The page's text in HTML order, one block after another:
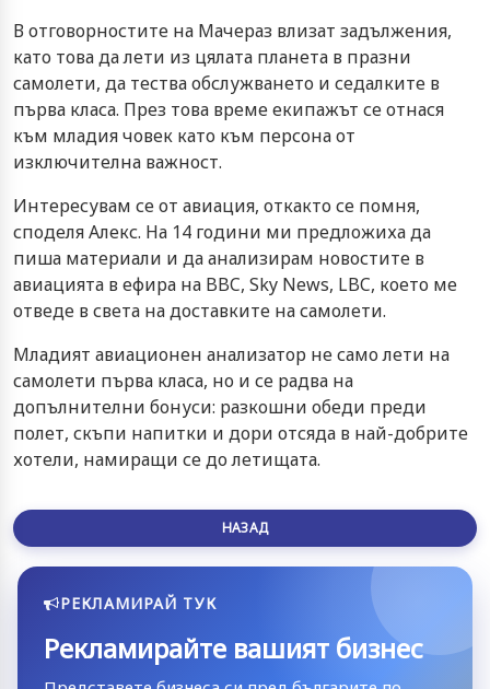
В отговорностите на Мачераз влизат задължения,
като това да лети из цялата планета в празни
самолети, да тества обслужването и седалките в
първа класа. През това време екипажът се отнася
към младия човек като към персона от
изключителна важност.
Интересувам се от авиация, откакто се помня,
споделя Алекс. На 14 години ми предложиха да
пиша материали и да анализирам новостите в
авиацията в ефира на BBC, Sky News, LBC, което ме
отведе в света на доставките на самолети.
Младият авиационен анализатор не само лети на
самолети първа класа, но и се радва на
допълнителни бонуси: разкошни обеди преди
полет, скъпи напитки и дори отсяда в най-добрите
хотели, намиращи се до летищата.
НАЗАД
РЕКЛАМИРАЙ ТУК
Рекламирайте вашият бизнес